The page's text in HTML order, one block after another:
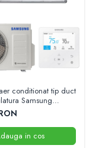
conditionat tip duct
Samsung
in cos